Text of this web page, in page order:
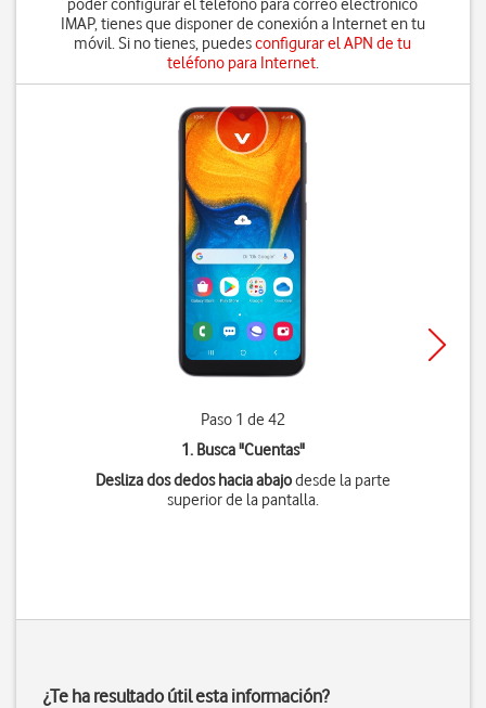
poder configurar el teléfono para correo electrónico
IMAP, tienes que disponer de conexión a Internet en tu
móvil. Si no tienes, puedesconfigurar el APN de tu
teléfono para Internet.
Paso 1 de 42
1. Busca "Cuentas"
Desliza dos dedos hacia abajodesde la parte
superior de la pantalla.
¿Te ha resultado útil esta información?